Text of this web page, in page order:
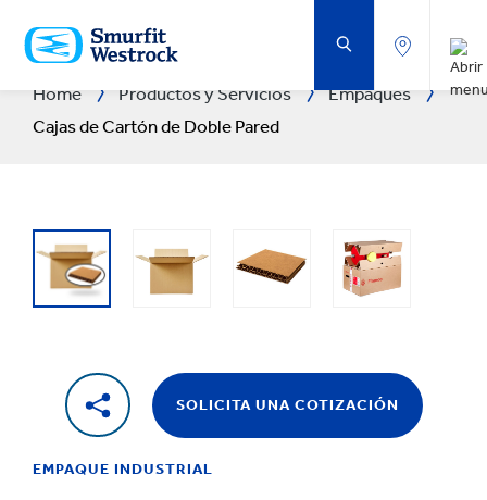
AL
CONTENIDO
PRINCIPAL
Home Productos y Servicios
Empaques
Cajas de Cartón de Doble Pared
SOLICITA UNA COTIZACIÓN
EMPAQUE INDUSTRIAL